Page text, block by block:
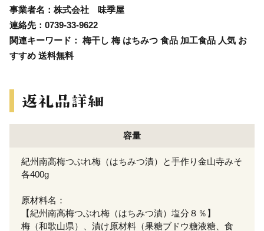
事業者名：株式会社 味季屋
連絡先：0739-33-9622
関連キーワード： 梅干し 梅 はちみつ 食品 加工食品 人気 お
すすめ 送料無料
容量
紀州南高梅つぶれ梅（はちみつ漬）と手作り金山寺みそ
各400g
原材料名：
【紀州南高梅つぶれ梅（はちみつ漬）塩分８％】
梅（和歌山県）、漬け原材料（果糖ブドウ糖液糖、食